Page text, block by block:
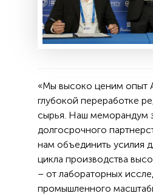
«Мы высоко ценим опыт
глубокой переработке
сырья. Наш меморандум
долгосрочного
нам объединить усилия
цикла производства
– от лабораторных
промышленного